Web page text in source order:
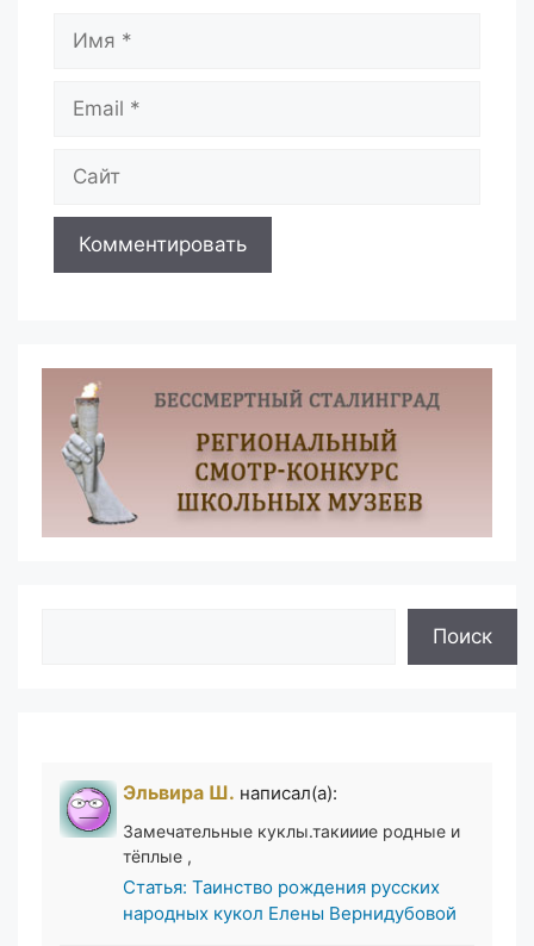
Поиск
Эльвира Ш. написал(а):
Замечательные куклы.такииие родные и
тёплые ,
Статья: Таинство рождения русских
народных кукол Елены Вернидубовой